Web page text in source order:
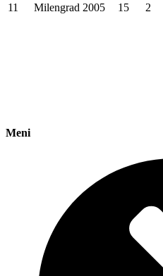
11
Milengrad 2005 15 2
Meni